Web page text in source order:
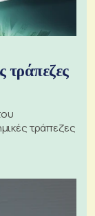
τράπεζες
τράπεζες